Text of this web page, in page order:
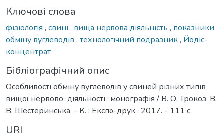
Ключові слова
фізіологія , свині , вища нервова діяльність , показники
обміну вуглеводів , технологічний подразник, Йодіс-
концентрат
Бібліографічний опис
Особливості обміну вуглеводів у свиней різних типів
вищої нервової діяльності : монографія / В. О. Трокоз, В.
В. Шестеринська. - К. : Експо-друк , 2017. - 111 с.
URI